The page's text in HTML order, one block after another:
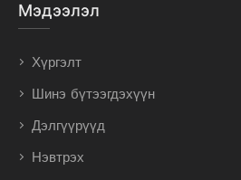
Мэдээлэл
Хүргэлт
Шинэ бүтээгдэхүүн
Дэлгүүрүүд
Нэвтрэх